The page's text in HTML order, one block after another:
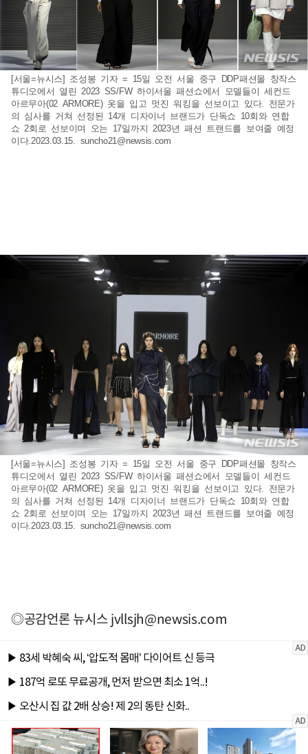
[서울=뉴시스] 조성봉 기자 = 15일 오전 서울 중구 DDP패션몰 창작스
튜디오에서 열린 2023 SS/FW 하이서울 패션쇼에서 모델들이 세컨드
아르무아(02 ARMORE) 옷을 입고 멋진 워킹을 선보이고 있다. 전문가
의 심사를 거쳐 선정된 14개 디자이너 브랜드가 단독쇼 10회와 연합
쇼 2회로 선보이며 오는 17일까지 2023년 패션 트랜드를 보여줄 예정
이다.2023.03.15. suncho21@newsis.com
[서울=뉴시스] 조성봉 기자 = 15일 오전 서울 중구 DDP패션몰 창작스
튜디오에서 열린 2023 SS/FW 하이서울 패션쇼에서 모델들이 세컨드
아르무아(02 ARMORE) 옷을 입고 멋진 워킹을 선보이고 있다. 전문가
의 심사를 거쳐 선정된 14개 디자이너 브랜드가 단독쇼 10회와 연합
쇼 2회로 선보이며 오는 17일까지 2023년 패션 트랜드를 보여줄 예정
이다.2023.03.15. suncho21@newsis.com
◎공감언론 뉴시스jvllsjh@newsis.com